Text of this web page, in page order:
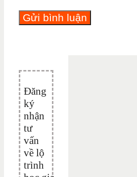
Đăng
ký
nhận
tư
vấn
về lộ
trình